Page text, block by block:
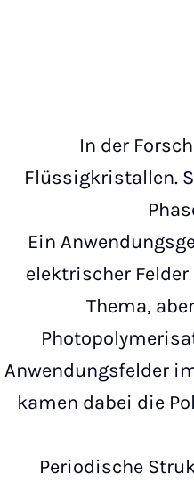
In der
Flüssigkristallen.
Ein
elektrischer
Thema,
Anwendungsfelder
kamen dabei die
Periodische